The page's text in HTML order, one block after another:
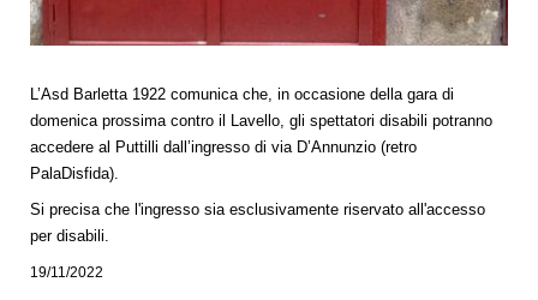
L’Asd Barletta 1922 comunica che, in occasione della gara di
domenica prossima contro il Lavello, gli spettatori disabili potranno
accedere al Puttilli dall’ingresso di via D’Annunzio (retro
PalaDisfida).
Si precisa che l'ingresso sia esclusivamente riservato all'accesso
per disabili.
19/11/2022